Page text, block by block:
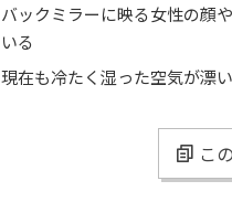
バックミラーに映る女性の顔
いる
現在も冷たく湿った空気が漂
こ